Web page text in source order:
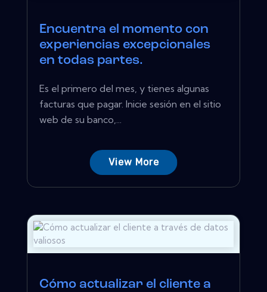
Encuentra el momento con
experiencias excepcionales
en todas partes.
Es el primero del mes, y tienes algunas
facturas que pagar. Inicie sesión en el sitio
web de su banco,...
View More
Cómo actualizar el cliente a